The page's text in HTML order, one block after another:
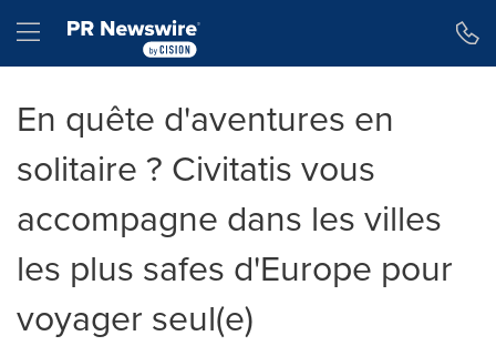
Hamburger menu
En quête d'aventures en
solitaire ? Civitatis vous
accompagne dans les villes
les plus safes d'Europe pour
voyager seul(e)